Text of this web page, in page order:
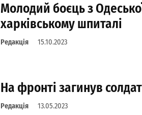
Молодий боєць з
харківському шпиталі
Редакція 15.10.2023
На фронті загинув
Редакція 13.05.2023